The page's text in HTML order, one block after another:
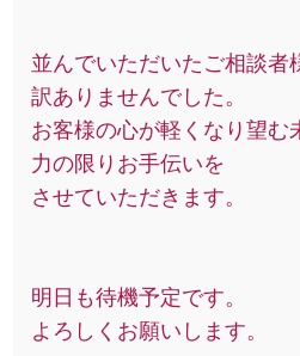
並んでいただいたご相談者
訳ありませんでした。
お客様の心が軽くなり望む
力の限りお手伝いを
させていただきます。
明日も待機予定です。
よろしくお願いします。